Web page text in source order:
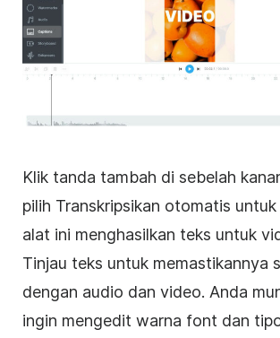
Klik tanda tambah di sebelah
pilih Transkripsikan otomatis untuk
alat ini menghasilkan teks untuk
Tinjau teks untuk memastikannya
dengan audio dan video. Anda
ingin mengedit warna font dan